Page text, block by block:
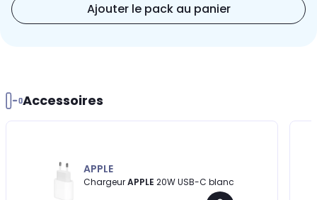
Ajouter le pack au panier
Accessoires
APPLE
ChargeurAPPLE 20W USB-C blanc